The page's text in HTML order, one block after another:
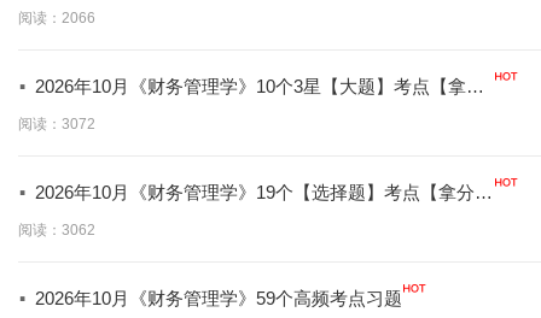
阅读：2066
· 2026年10月《财务管理学》10个3星【大题】考点【拿分
必背】
阅读：3072
· 2026年10月《财务管理学》19个【选择题】考点【拿分必
学】
阅读：3062
· 2026年10月《财务管理学》59个高频考点习题